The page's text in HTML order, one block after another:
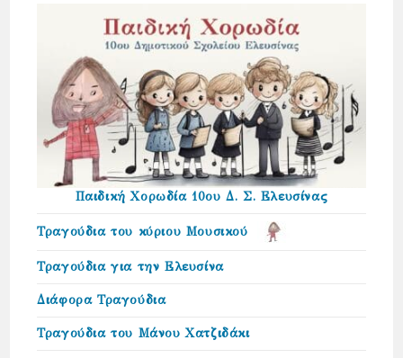
Παιδική Χορωδία 10ου Δ. Σ. Ελευσίνας
Τραγούδια του κύριου Μουσικού
Τραγούδια για την Ελευσίνα
Διάφορα Τραγούδια
Τραγούδια του Μάνου Χατζιδάκι